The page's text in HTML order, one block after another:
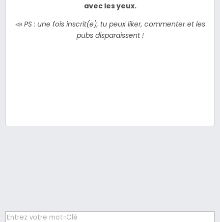
avec les yeux.
📣 PS : une fois inscrit(e), tu peux liker, commenter et les
pubs disparaissent !